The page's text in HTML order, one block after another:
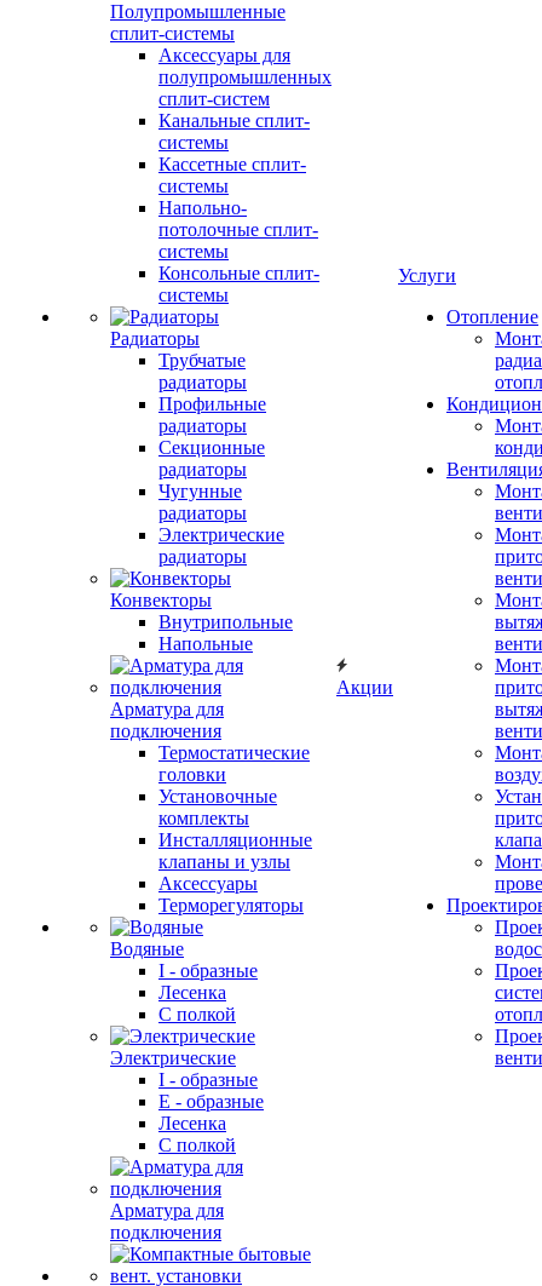
Полупромышленные
сплит-системы
Аксессуары для
полупромышленных
сплит-систем
Канальные сплит-
системы
Кассетные сплит-
системы
Напольно-
потолочные сплит-
системы
Консольные сплит-
системы
Радиаторы
Трубчатые
радиаторы
Профильные
радиаторы
Секционные
радиаторы
Чугунные
радиаторы
Электрические
радиаторы
Конвекторы
Внутрипольные
Напольные
Арматура для
подключения
Термостатические
головки
Установочные
комплекты
Инсталляционные
клапаны и узлы
Аксессуары
Терморегуляторы
Водяные
I - образные
Лесенка
С полкой
Электрические
I - образные
E - образные
Лесенка
С полкой
Арматура для
подключения
Акции
Услуги
Отопление